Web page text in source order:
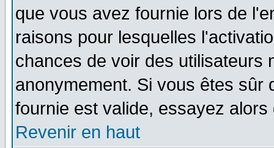
que vous avez fournie lors de
raisons pour lesquelles
chances de voir des utilisateurs
anonymement. Si vous êtes sûr
fournie est valide, essayez
Revenir en haut